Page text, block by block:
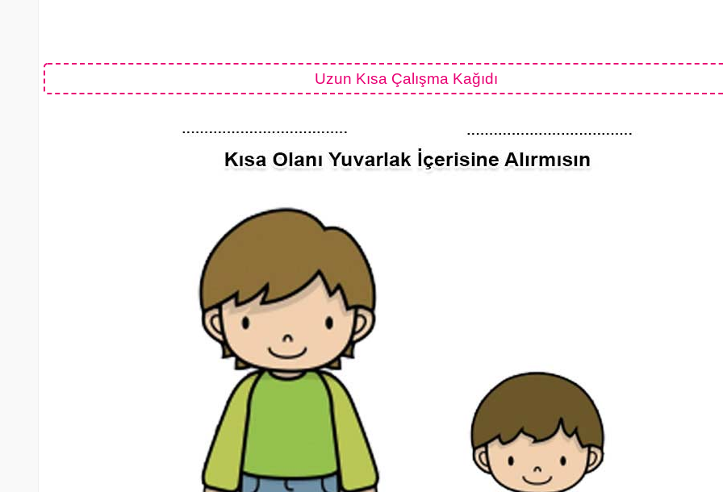
Uzun Kısa Çalışma Kağıdı